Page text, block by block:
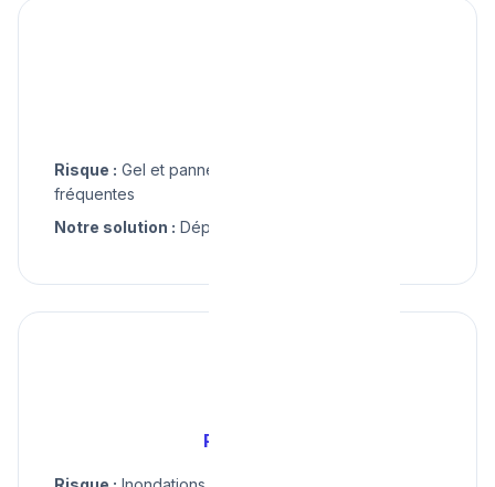
Risque : Gel et pannes chaudière mazout
fréquentes
Notre solution : Dépannage chaudière, dégel
Printemps